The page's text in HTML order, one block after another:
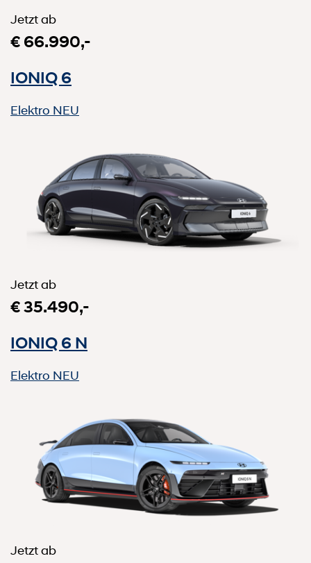
Jetzt ab
€ 66.990,-
IONIQ 6
Elektro NEU
Jetzt ab
€ 35.490,-
IONIQ 6 N
Elektro NEU
Jetzt ab